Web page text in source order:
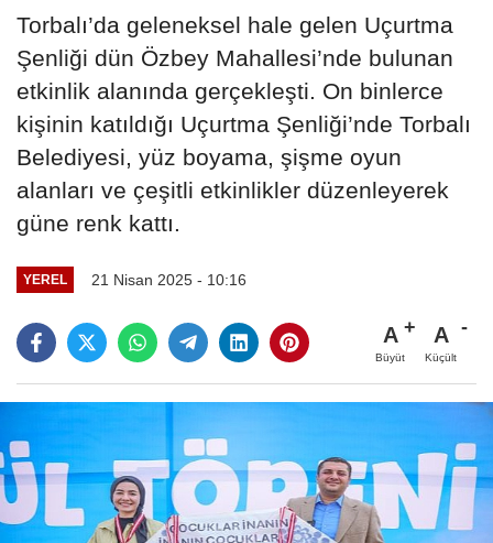
Torbalı’da geleneksel hale gelen Uçurtma
Şenliği dün Özbey Mahallesi’nde bulunan
etkinlik alanında gerçekleşti. On binlerce
kişinin katıldığı Uçurtma Şenliği’nde Torbalı
Belediyesi, yüz boyama, şişme oyun
alanları ve çeşitli etkinlikler düzenleyerek
güne renk kattı.
YEREL 21 Nisan 2025 - 10:16
A
Büyüt
A
Küçült